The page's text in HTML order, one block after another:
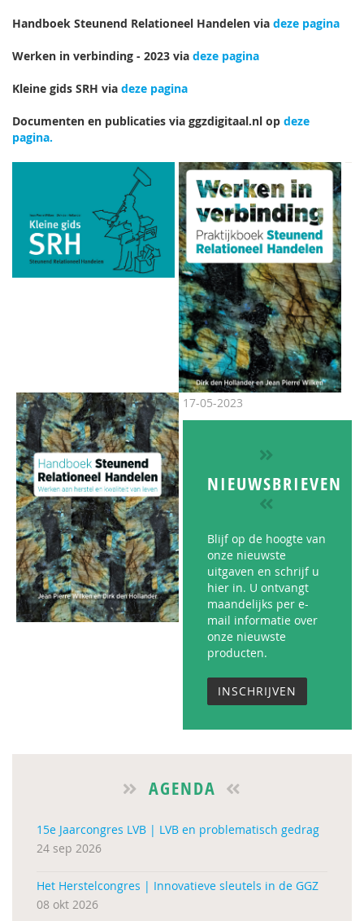
Handboek Steunend Relationeel Handelen via deze pagina
Werken in verbinding - 2023 via deze pagina
Kleine gids SRH via deze pagina
Documenten en publicaties via ggzdigitaal.nl op deze
pagina.
17-05-2023
NIEUWSBRIEVEN
Blijf op de hoogte van
onze nieuwste
uitgaven en schrijf u
hier in. U ontvangt
maandelijks per e-
mail informatie over
onze nieuwste
producten.
INSCHRIJVEN
AGENDA
15e Jaarcongres LVB | LVB en problematisch gedrag
24 sep 2026
Het Herstelcongres | Innovatieve sleutels in de GGZ
08 okt 2026